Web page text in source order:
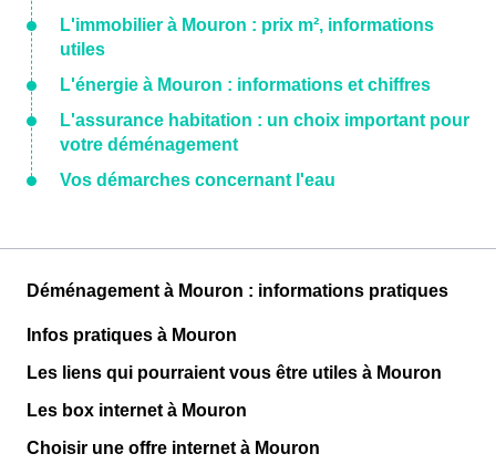
L'immobilier à Mouron : prix m², informations
utiles
L'énergie à Mouron : informations et chiffres
L'assurance habitation : un choix important pour
votre déménagement
Vos démarches concernant l'eau
Déménagement à Mouron : informations pratiques
Infos pratiques à Mouron
Les liens qui pourraient vous être utiles à Mouron
Les box internet à Mouron
Choisir une offre internet à Mouron